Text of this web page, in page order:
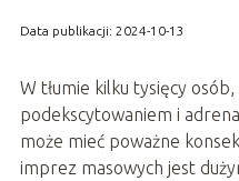
Data publikacji: 2024-10-13
W tłumie kilku tysięcy
podekscytowaniem i
może mieć poważne
imprez masowych jest